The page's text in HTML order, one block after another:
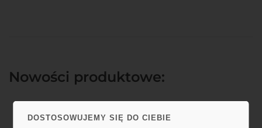
DOSTOSOWUJEMY SIĘ DO CIEBIE
Nowości produktowe: